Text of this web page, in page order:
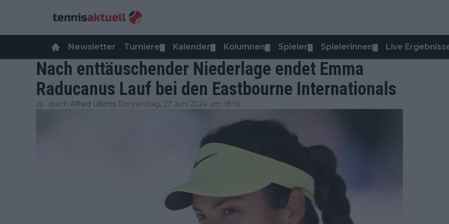
Newsletter Turniere Kalender Kolumnen Spieler Spielerinnen Live
Nach enttäuschender Niederlage endet Emma
Raducanus Lauf bei den Eastbourne Internationals
durch Alfred Ulferts Donnerstag, 27 Juni 2024 um 18:55